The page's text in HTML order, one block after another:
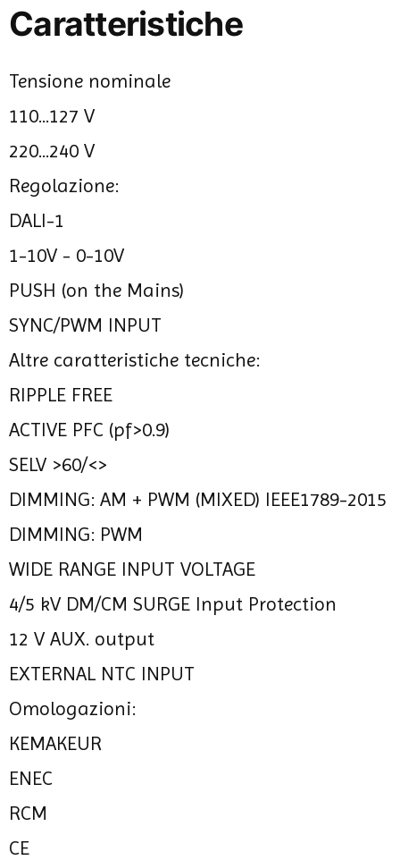
Caratteristiche
Tensione nominale
110...127 V
220...240 V
Regolazione:
DALI-1
1-10V - 0-10V
PUSH (on the Mains)
SYNC/PWM INPUT
Altre caratteristiche tecniche:
RIPPLE FREE
ACTIVE PFC (pf>0.9)
SELV >60/<>
DIMMING: AM + PWM (MIXED) IEEE1789-2015
DIMMING: PWM
WIDE RANGE INPUT VOLTAGE
4/5 kV DM/CM SURGE Input Protection
12 V AUX. output
EXTERNAL NTC INPUT
Omologazioni:
KEMAKEUR
ENEC
RCM
CE